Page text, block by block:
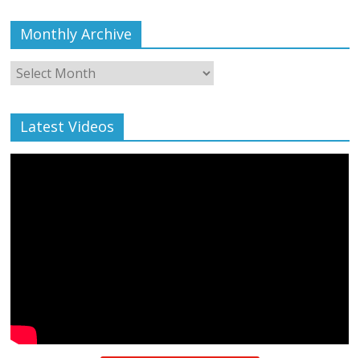
Monthly Archive
Monthly
Archive
Latest Videos